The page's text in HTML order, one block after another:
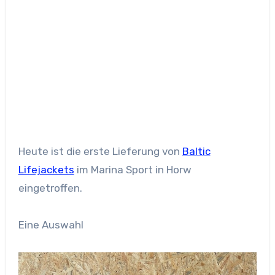
Heute ist die erste Lieferung von Baltic
Lifejackets im Marina Sport in Horw
eingetroffen.
Eine Auswahl